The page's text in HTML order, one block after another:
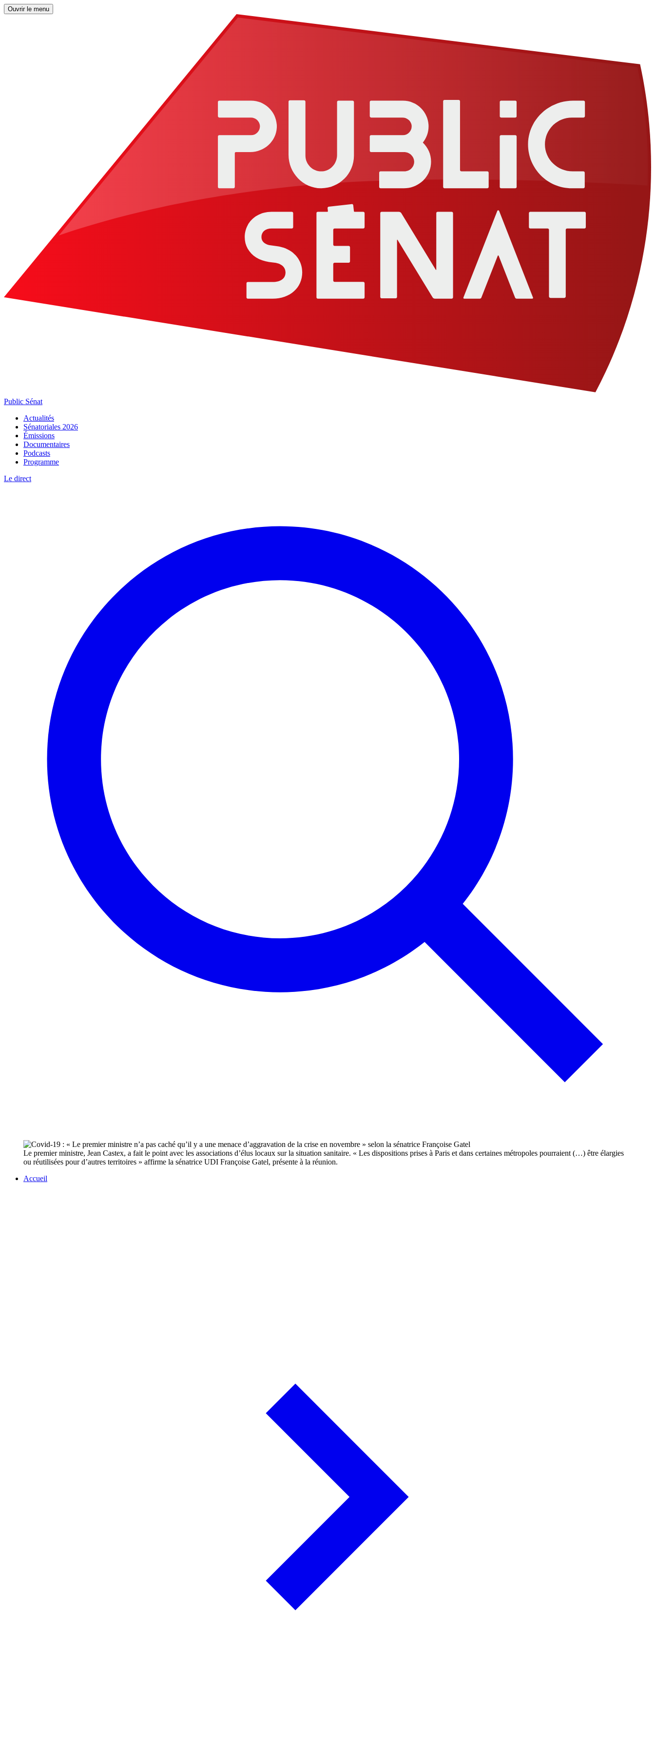
Ouvrir le menu
Public Sénat
Actualités
Sénatoriales 2026
Émissions
Documentaires
Podcasts
Programme
Le direct
Le premier ministre, Jean Castex, a fait le point avec les associations d’élus locaux sur la situation sanitaire. « Les dispositions prises à Paris et dans certaines métropoles pourraient (…) être élargies
ou réutilisées pour d’autres territoires » affirme la sénatrice UDI Françoise Gatel, présente à la réunion.
Accueil